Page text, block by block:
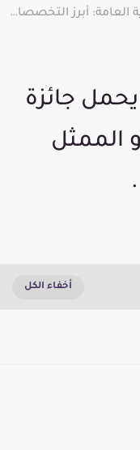
إلى الناجحين في الثانوية العامة: أبرز التخصصات المطلوبة للمستقبل (2030-2050)
جائزة
الممثل